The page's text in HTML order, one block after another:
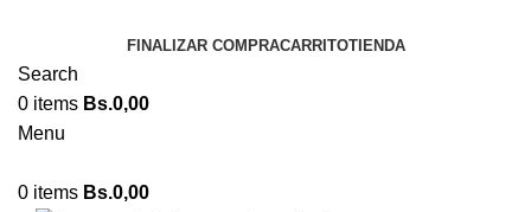
FINALIZAR COMPRACARRITOTIENDA
Search
0 items Bs.0,00
Menu
0 items Bs.0,00